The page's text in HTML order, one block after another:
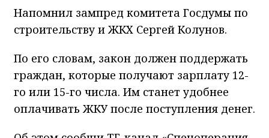
Напомнил зампред комитета Госдумы по
строительству и ЖКХ Сергей Колунов.
По его словам, закон должен поддержать
граждан, которые получают зарплату 12-
го или 15-го числа. Им станет удобнее
оплачивать ЖКУ после поступления денег.